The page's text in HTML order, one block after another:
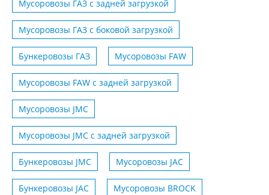
Мусоровозы ГАЗ с задней загрузкой
Мусоровозы ГАЗ с боковой загрузкой
Бункеровозы ГАЗ Мусоровозы FAW
Мусоровозы FAW с задней загрузкой
Мусоровозы JMC
Мусоровозы JMC с задней загрузкой
Бункеровозы JMC Мусоровозы JAC
Бункеровозы JAC Мусоровозы BROCK